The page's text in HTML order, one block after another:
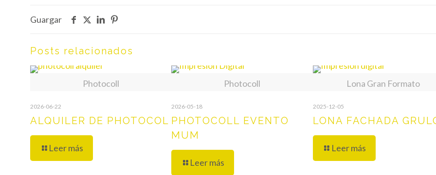
Guargar
Posts relacionados
Photocoll
2026-06-22
ALQUILER DE PHOTOCOL
Leer más
Photocoll
2026-05-18
PHOTOCOLL EVENTO
MUM
Leer más
Lona Gran Formato
2025-12-05
LONA FACHADA
Leer más